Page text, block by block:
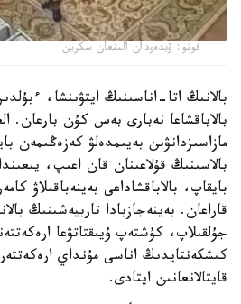
فوتو: ۆيدەودان الىنعان سكرين
بالانىڭ اتا-اناسىنىڭ ايتۋىنشا،
بالاباقشاعا نەبارى بەس كۇن بارعان.
مازاسىزدانۋىن بەيىمدەلۋ كەزەڭىمەن
بالاسىنىڭ قۇلاعىنان قان اعىپ،
بايقاپ، بالاباقشاداعى بەينەباقىلاۋ
قاراعان. بەينەجازبادا تاربيەشىنىڭ
جۇلقىلاپ، كۇشتەپ ۇيىقتاتۋعا
كىشكەنتايدىڭ اناسى مۇنداي
قايتالانعانىن ايتادى.